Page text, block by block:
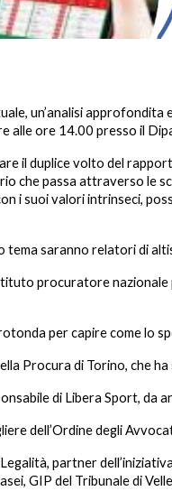
un’analisi approfondita
alle ore 14.00 presso il
il duplice volto del
che passa attraverso le
i suoi valori intrinseci,
saranno relatori di
procuratore nazionale
per capire come lo
Procura di Torino, che
di Libera Sport,
dell’Ordine degli
partner
GIP del Tribunale di